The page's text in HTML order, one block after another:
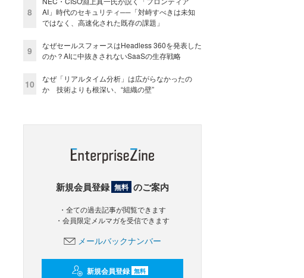
8
AI」時代のセキュリティ──「対峙すべきは未知
ではなく、高速化された既存の課題」
9
なぜセールスフォースはHeadless 360を発表した
のか？AIに中抜きされないSaaSの生存戦略
10
なぜ「リアルタイム分析」は広がらなかったの
か 技術よりも根深い、“組織の壁”
新規会員登録 無料 のご案内
・全ての過去記事が閲覧できます
・会員限定メルマガを受信できます
メールバックナンバー
新規会員登録 無料